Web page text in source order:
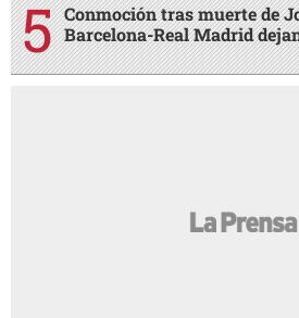
Conmoción tras muerte de
Barcelona-Real Madrid